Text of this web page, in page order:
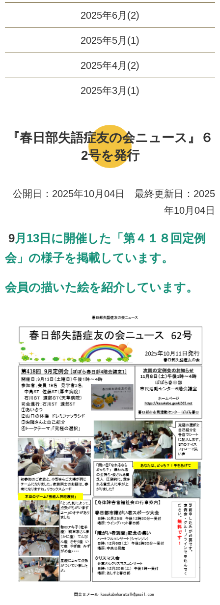
『春日部失語症友の会ニュース』６
2号を発行
公開日：2025年10月04日 最終更新日：2025
年10月04日
9月13日に開催した「第４１８回定例
会」の様子を掲載しています。
会員の描いた絵を紹介しています。
2025年6月(2)
2025年5月(1)
2025年4月(2)
2025年3月(1)